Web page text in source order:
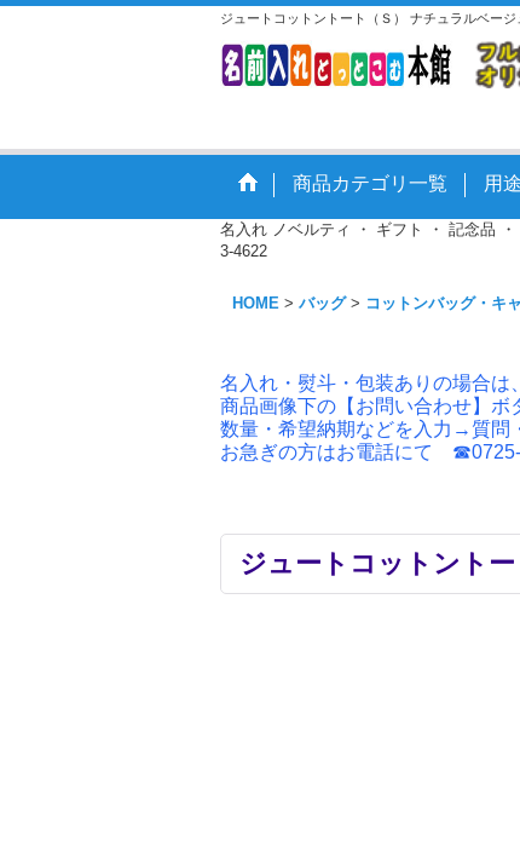
ジュートコットントート（Ｓ） ナチュラルベー
商品カテゴリ一覧 用
名入れ ノベルティ ・ ギフト ・ 記念品
3-4622
HOME > バッグ > コットンバッグ・キ
名入れ・熨斗・包装ありの場合は、
商品画像下の【お問い合わせ】ボ
数量・希望納期などを入力→質問
お急ぎの方はお電話にて
ジュートコットント